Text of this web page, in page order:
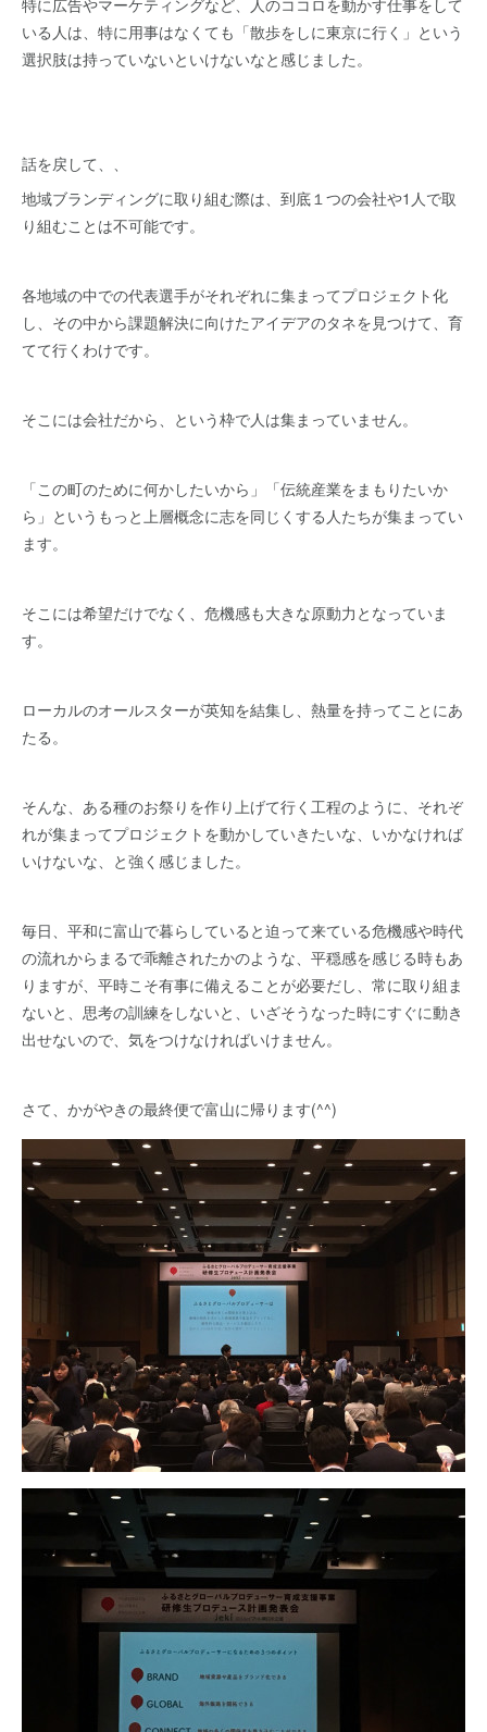
特に広告やマーケティングなど、人のココロを動かす仕事をして
いる人は、特に用事はなくても「散歩をしに東京に行く」という
選択肢は持っていないといけないなと感じました。
話を戻して、、
地域ブランディングに取り組む際は、到底１つの会社や1人で取
り組むことは不可能です。
各地域の中での代表選手がそれぞれに集まってプロジェクト化
し、その中から課題解決に向けたアイデアのタネを見つけて、育
てて行くわけです。
そこには会社だから、という枠で人は集まっていません。
「この町のために何かしたいから」「伝統産業をまもりたいか
ら」というもっと上層概念に志を同じくする人たちが集まってい
ます。
そこには希望だけでなく、危機感も大きな原動力となっていま
す。
ローカルのオールスターが英知を結集し、熱量を持ってことにあ
たる。
そんな、ある種のお祭りを作り上げて行く工程のように、それぞ
れが集まってプロジェクトを動かしていきたいな、いかなければ
いけないな、と強く感じました。
毎日、平和に富山で暮らしていると迫って来ている危機感や時代
の流れからまるで乖離されたかのような、平穏感を感じる時もあ
りますが、平時こそ有事に備えることが必要だし、常に取り組ま
ないと、思考の訓練をしないと、いざそうなった時にすぐに動き
出せないので、気をつけなければいけません。
さて、かがやきの最終便で富山に帰ります(^^)